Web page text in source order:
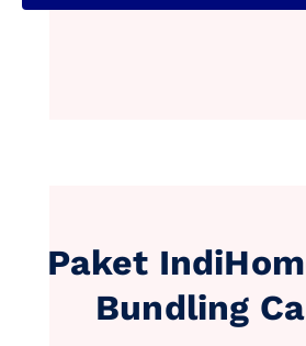
Paket
Bundling